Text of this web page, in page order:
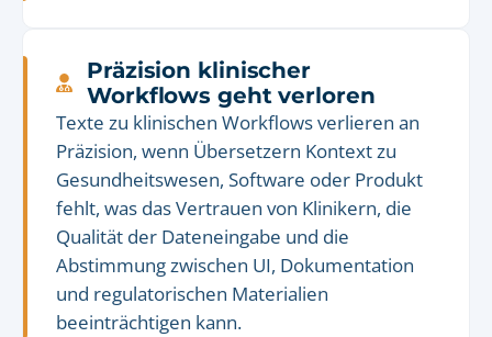
Präzision klinischer
Workflows geht verloren
Texte zu klinischen Workflows verlieren an
Präzision, wenn Übersetzern Kontext zu
Gesundheitswesen, Software oder Produkt
fehlt, was das Vertrauen von Klinikern, die
Qualität der Dateneingabe und die
Abstimmung zwischen UI, Dokumentation
und regulatorischen Materialien
beeinträchtigen kann.